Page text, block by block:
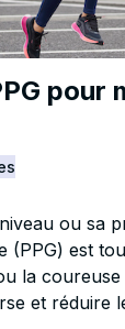
pour
ou sa
(PPG) est
la coureuse
et réduire